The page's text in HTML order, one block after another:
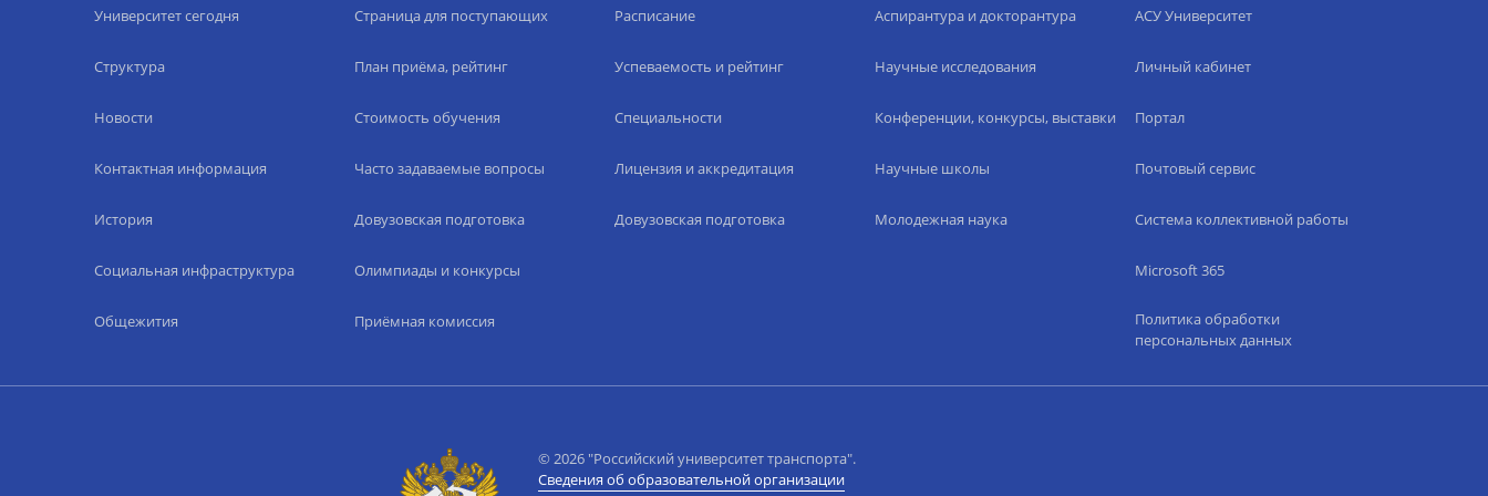
Университет сегодня
Структура
Новости
Контактная информация
История
Социальная инфраструктура
Общежития
Страница для поступающих
План приёма, рейтинг
Стоимость обучения
Часто задаваемые вопросы
Довузовская подготовка
Олимпиады и конкурсы
Приёмная комиссия
Расписание
Успеваемость и рейтинг
Специальности
Лицензия и аккредитация
Довузовская подготовка
Аспирантура и докторантура
Научные исследования
Конференции, конкурсы, выставки
Научные школы
Молодежная наука
АСУ Университет
Личный кабинет
Портал
Почтовый сервис
Система коллективной работы
Microsoft 365
Политика обработки
персональных данных
© 2026 "Российский университет транспорта".
Сведения об образовательной организации